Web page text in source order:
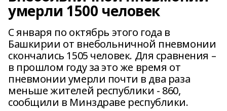
умерли 1500 человек
С января по октябрь этого года в
Башкирии от внебольничной пневмонии
скончались 1505 человек. Для сравнения –
в прошлом году за это же время от
пневмонии умерли почти в два раза
меньше жителей республики - 860,
сообщили в Минздраве республики.